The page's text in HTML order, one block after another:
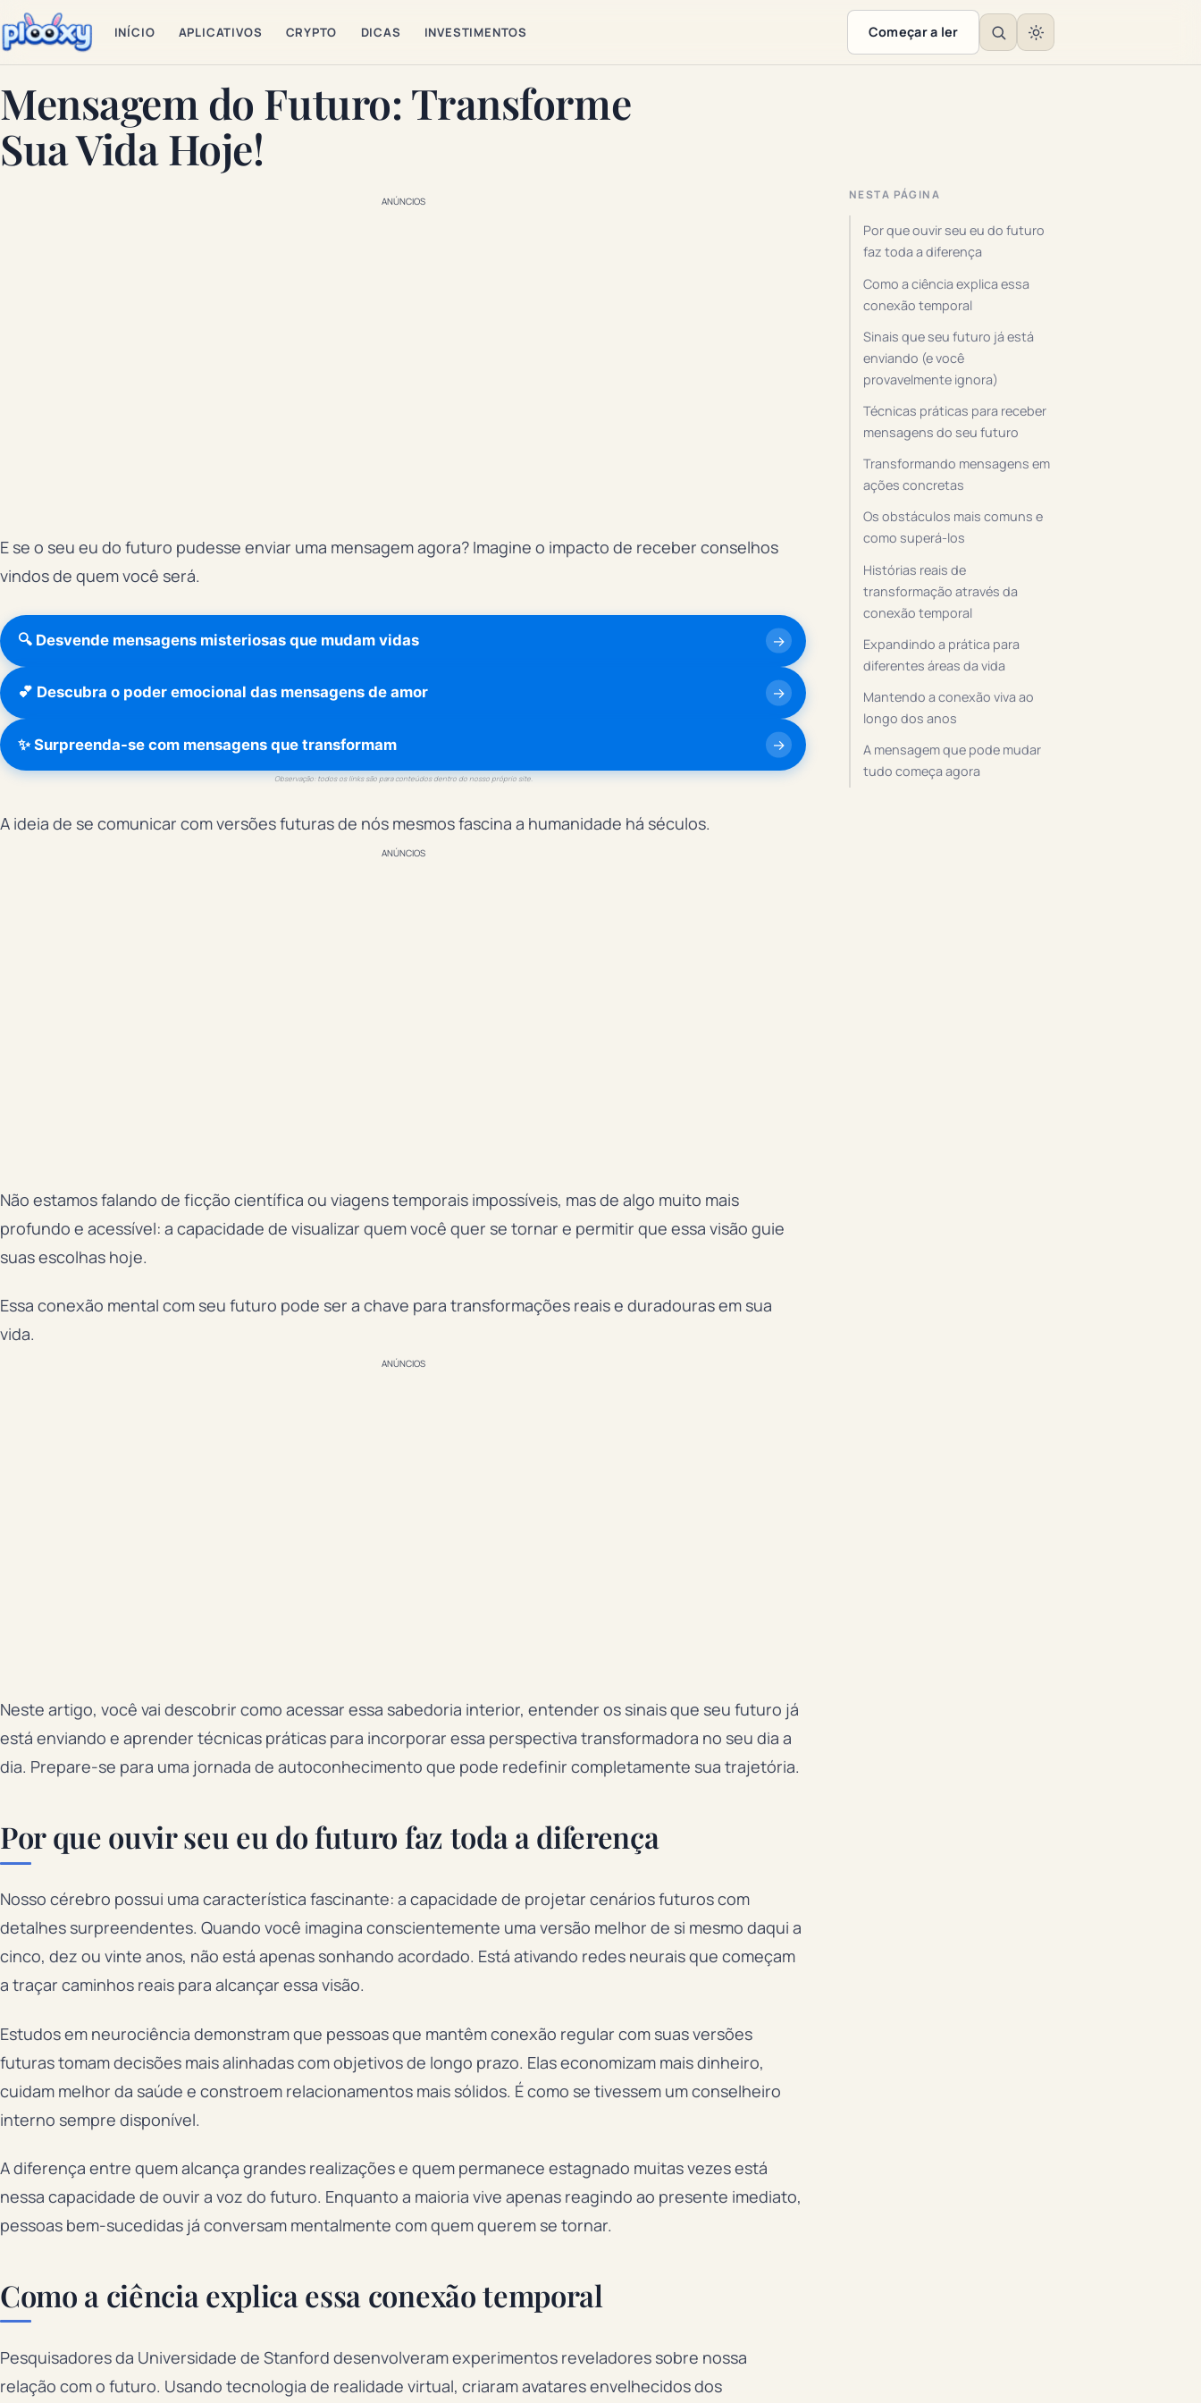
INÍCIO APLICATIVOS CRYPTO DICAS INVESTIMENTOS Começar a ler
Mensagem do Futuro: Transforme
Sua Vida Hoje!
ANÚNCIOS
E se o seu eu do futuro pudesse enviar uma mensagem agora? Imagine o impacto de receber conselhos
vindos de quem você será.
🔍 Desvende mensagens misteriosas que mudam vidas
💕 Descubra o poder emocional das mensagens de amor
✨ Surpreenda-se com mensagens que transformam
Observação: todos os links são para conteúdos dentro do nosso próprio site.
A ideia de se comunicar com versões futuras de nós mesmos fascina a humanidade há séculos.
ANÚNCIOS
Não estamos falando de ficção científica ou viagens temporais impossíveis, mas de algo muito mais
profundo e acessível: a capacidade de visualizar quem você quer se tornar e permitir que essa visão guie
suas escolhas hoje.
Essa conexão mental com seu futuro pode ser a chave para transformações reais e duradouras em sua
vida.
ANÚNCIOS
Neste artigo, você vai descobrir como acessar essa sabedoria interior, entender os sinais que seu futuro já
está enviando e aprender técnicas práticas para incorporar essa perspectiva transformadora no seu dia a
dia. Prepare-se para uma jornada de autoconhecimento que pode redefinir completamente sua trajetória.
Por que ouvir seu eu do futuro faz toda a diferença
Nosso cérebro possui uma característica fascinante: a capacidade de projetar cenários futuros com
detalhes surpreendentes. Quando você imagina conscientemente uma versão melhor de si mesmo daqui a
cinco, dez ou vinte anos, não está apenas sonhando acordado. Está ativando redes neurais que começam
a traçar caminhos reais para alcançar essa visão.
Estudos em neurociência demonstram que pessoas que mantêm conexão regular com suas versões
futuras tomam decisões mais alinhadas com objetivos de longo prazo. Elas economizam mais dinheiro,
cuidam melhor da saúde e constroem relacionamentos mais sólidos. É como se tivessem um conselheiro
interno sempre disponível.
A diferença entre quem alcança grandes realizações e quem permanece estagnado muitas vezes está
nessa capacidade de ouvir a voz do futuro. Enquanto a maioria vive apenas reagindo ao presente imediato,
pessoas bem-sucedidas já conversam mentalmente com quem querem se tornar.
Como a ciência explica essa conexão temporal
Pesquisadores da Universidade de Stanford desenvolveram experimentos reveladores sobre nossa
relação com o futuro. Usando tecnologia de realidade virtual, criaram avatares envelhecidos dos
NESTA PÁGINA
Por que ouvir seu eu do futuro
faz toda a diferença
Como a ciência explica essa
conexão temporal
Sinais que seu futuro já está
enviando (e você
provavelmente ignora)
Técnicas práticas para receber
mensagens do seu futuro
Transformando mensagens em
ações concretas
Os obstáculos mais comuns e
como superá-los
Histórias reais de
transformação através da
conexão temporal
Expandindo a prática para
diferentes áreas da vida
Mantendo a conexão viva ao
longo dos anos
A mensagem que pode mudar
tudo começa agora